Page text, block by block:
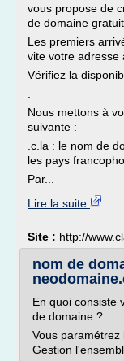
vous propose de
de domaine
Les premiers
vite votre adresse
Vérifiez la
Nous mettons à
suivante :
.c.la : le nom de
les pays
Par...
Lire la suite
Site : http://
nom de
En quoi consiste
de domaine ?
Vous
Gestion